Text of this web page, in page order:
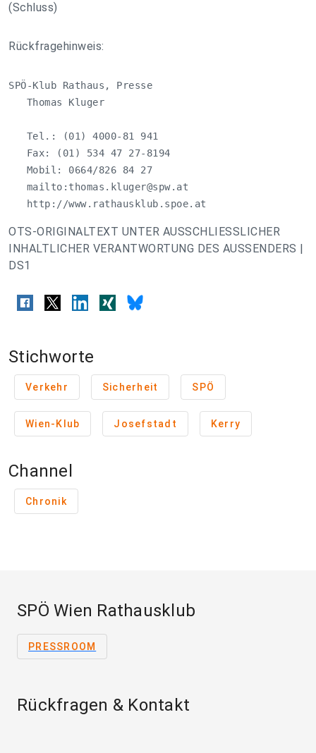
(Schluss)
Rückfragehinweis:
SPÖ-Klub Rathaus, Presse
   Thomas Kluger
   Tel.: (01) 4000-81 941
   Fax: (01) 534 47 27-8194
   Mobil: 0664/826 84 27
   mailto:
thomas.kluger@spw.at
   http://www.rathausklub.spoe.at
OTS-ORIGINALTEXT UNTER AUSSCHLIESSLICHER
INHALTLICHER VERANTWORTUNG DES AUSSENDERS |
DS1
Stichworte
Verkehr Sicherheit SPÖ
Wien-Klub Josefstadt Kerry
Channel
Chronik
SPÖ Wien Rathausklub
PRESSROOM
Rückfragen & Kontakt